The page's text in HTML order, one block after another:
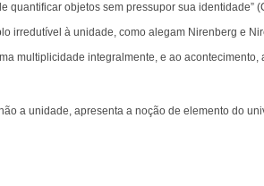
quantificar objetos sem pressupor sua identidade”
irredutível à unidade, como alegam Nirenberg e
multiplicidade integralmente, e ao
a unidade, apresenta a noção de elemento do